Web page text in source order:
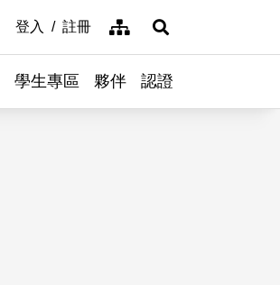
登入 註冊 網站導覽展開搜尋
學生專區 夥伴 認證